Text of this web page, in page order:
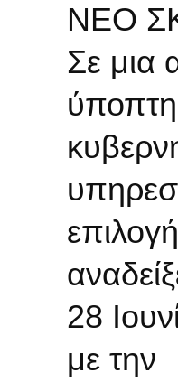
ΝΕΟ
Σε μια
ύποπτη
28
με την